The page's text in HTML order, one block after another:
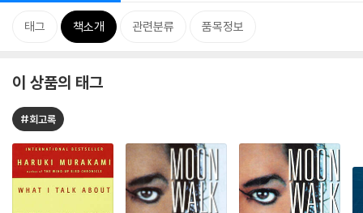
태그 책소개 관련분류 품목정보
이 상품의 태그
#회고록